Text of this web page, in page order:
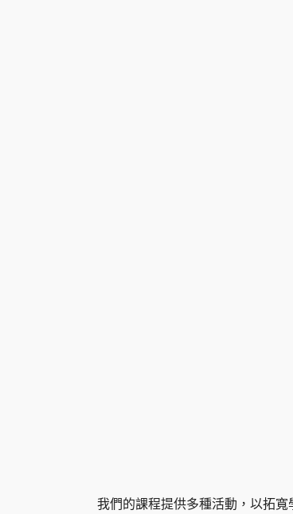
我們的課程提供多種活動，以拓